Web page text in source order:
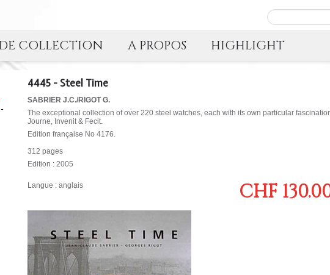
COLLECTION A PROPOS HIGHLIGHT
4445 - Steel Time
SABRIER J.C./RIGOT G.
The exceptional collection of over 220 steel watches, each with its own particular
Journe, Invenit & Fecit.
Edition française No 4176.
312 pages
Edition : 2005
Langue : anglais CHF